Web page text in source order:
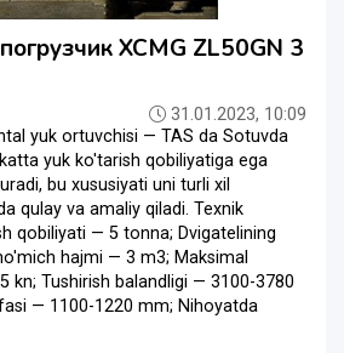
XCMG ZL50GN 3
31.01.2023, 10:09
yuk ortuvchisi — TAS da Sotuvda
yuk ko'tarish qobiliyatiga ega
bu xususiyati uni turli xil
qulay va amaliy qiladi. Texnik
qobiliyati — 5 tonna; Dvigatelining
hajmi — 3 m3; Maksimal
kn; Tushirish balandligi — 3100-3780
— 1100-1220 mm; Nihoyatda